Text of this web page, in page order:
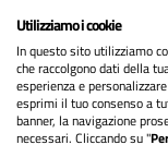
Pec:
SEGUICI SU
Utilizziamo i cookie
In questo sito utilizziamo
che raccolgono dati della
esperienza e
esprimi il tuo consenso a
banner, la navigazione
necessari. Cliccando su "